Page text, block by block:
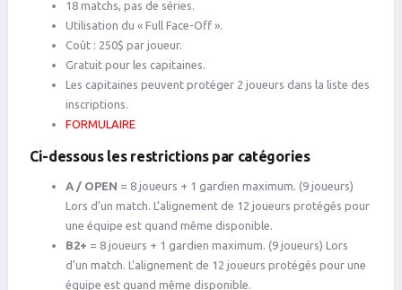
18 matchs, pas de séries.
Utilisation du « Full Face-Off ».
Coût : 250$ par joueur.
Gratuit pour les capitaines.
Les capitaines peuvent protéger 2 joueurs dans la liste des
inscriptions.
FORMULAIRE
Ci-dessous les restrictions par catégories
A / OPEN = 8 joueurs + 1 gardien maximum. (9 joueurs)
Lors d’un match. L’alignement de 12 joueurs protégés pour
une équipe est quand même disponible.
B2+ = 8 joueurs + 1 gardien maximum. (9 joueurs) Lors
d’un match. L’alignement de 12 joueurs protégés pour une
équipe est quand même disponible.